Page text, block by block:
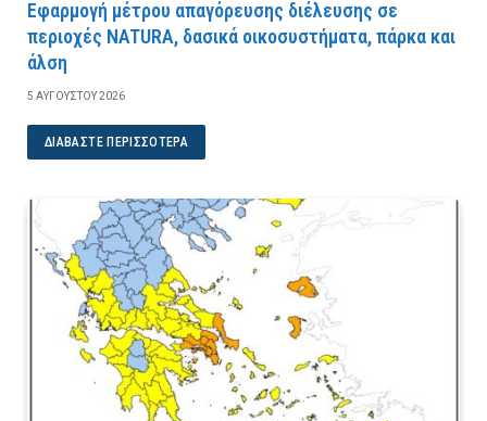
Εφαρμογή μέτρου απαγόρευσης διέλευσης σε
περιοχές NATURA, δασικά οικοσυστήματα, πάρκα και
άλση
5 ΑΥΓΟΎΣΤΟΥ 2026
ΔΙΑΒΆΣΤΕ ΠΕΡΙΣΣΌΤΕΡΑ